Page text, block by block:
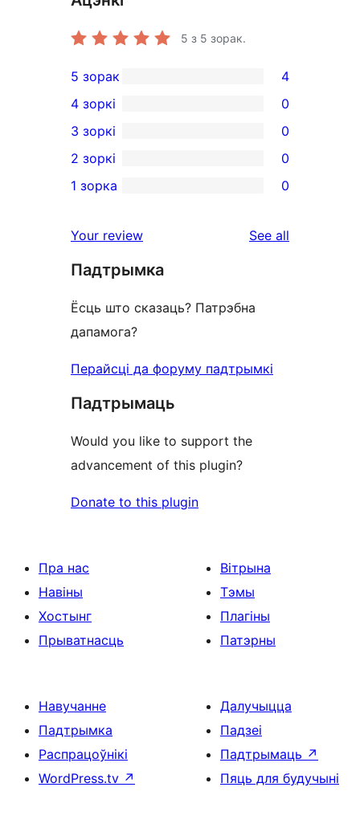
5 з 5 зорак.
4
5-
star
reviews
5 зорак 4
4-
star
reviews
4 зоркі 0
0
3-
star
3 зоркі 0
2-
reviews
2 зоркі 0
star
reviews
1 зорка 0
Your review See all
Падтрымка
Ёсць што сказаць? Патрэбна
дапамога?
Перайсці да форуму падтрымкі
Падтрымаць
Would you like to support the
advancement of this plugin?
Donate to this plugin
Пра нас
Навіны
Хостынг
Прыватнасць
Вітрына
Тэмы
Плагіны
Патэрны
Навучанне
Падтрымка
Распрацоўнікі
WordPress.tv ↗
Далучыцца
Падзеі
Падтрымаць ↗
Пяць для будучыні